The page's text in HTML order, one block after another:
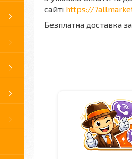
сайті https://
Безплатна доставка